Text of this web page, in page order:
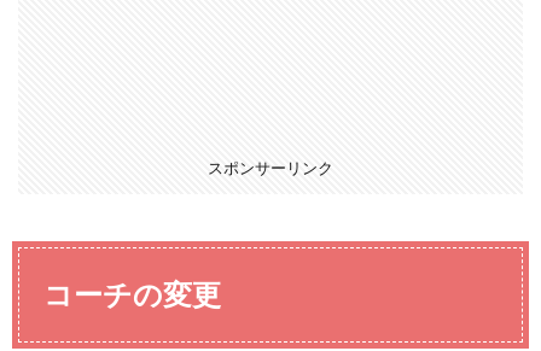
スポンサーリンク
コーチの変更